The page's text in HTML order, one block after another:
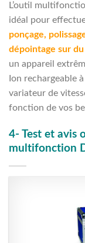
L’outil
idéal pour
ponçage,
dépointage sur
un appareil
Ion rechargeable
variateur de
fonction de vos
4- Test et avis
multifonction